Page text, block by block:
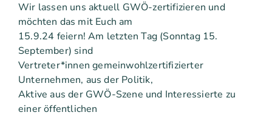
Wir lassen uns aktuell GWÖ-zertifizieren und
möchten das mit Euch am
15.9.24 feiern! Am letzten Tag (Sonntag 15.
September) sind
Vertreter*innen gemeinwohlzertifizierter
Unternehmen, aus der Politik,
Aktive aus der GWÖ-Szene und Interessierte zu
einer öffentlichen